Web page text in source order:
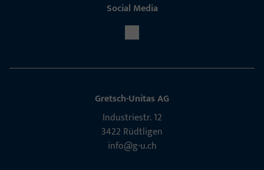
Social Media
Gretsch-Unitas AG
Indu­s­triestr. 12
3422 Rüdt­ligen
info@g-u.ch